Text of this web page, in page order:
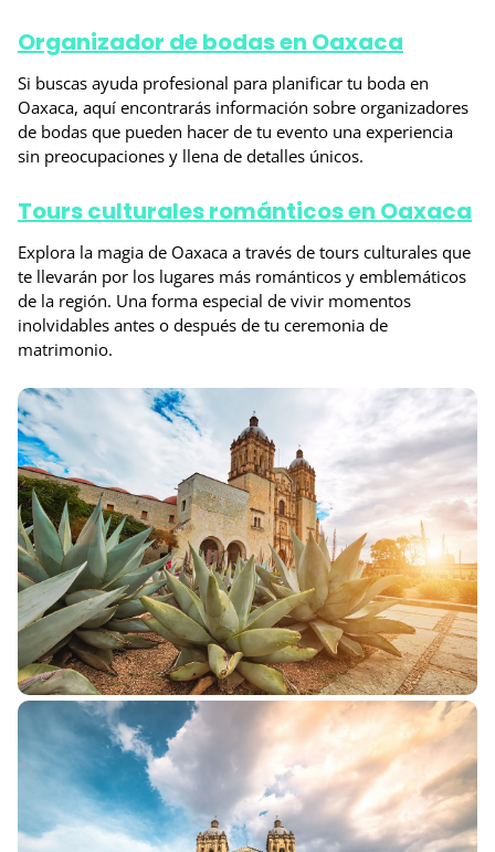
Organizador de bodas en Oaxaca
Si buscas ayuda profesional para planificar tu boda en
Oaxaca, aquí encontrarás información sobre organizadores
de bodas que pueden hacer de tu evento una experiencia
sin preocupaciones y llena de detalles únicos.
Tours culturales románticos en Oaxaca
Explora la magia de Oaxaca a través de tours culturales que
te llevarán por los lugares más románticos y emblemáticos
de la región. Una forma especial de vivir momentos
inolvidables antes o después de tu ceremonia de
matrimonio.